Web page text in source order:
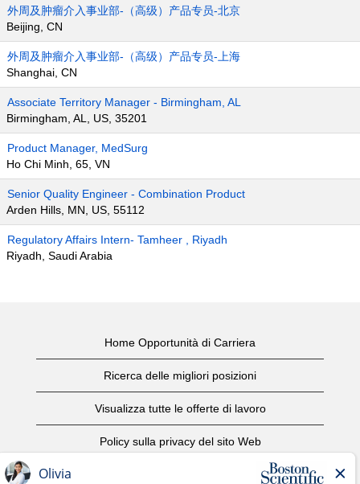
外周及肿瘤介入事业部-（高级）产品专员-北京
Beijing, CN
外周及肿瘤介入事业部-（高级）产品专员-上海
Shanghai, CN
Associate Territory Manager - Birmingham, AL
Birmingham, AL, US, 35201
Product Manager, MedSurg
Ho Chi Minh, 65, VN
Senior Quality Engineer - Combination Product
Arden Hills, MN, US, 55112
Regulatory Affairs Intern- Tamheer , Riyadh
Riyadh, Saudi Arabia
Home Opportunità di Carriera
Ricerca delle migliori posizioni
Visualizza tutte le offerte di lavoro
Policy sulla privacy del sito Web